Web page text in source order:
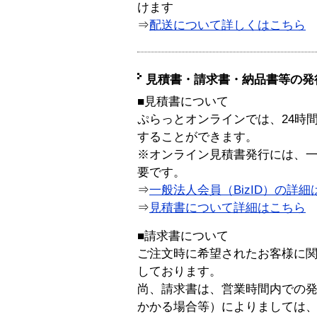
けます
⇒配送について詳しくはこちら
見積書・請求書・納品書等の
■見積書について
ぷらっとオンラインでは、24時
することができます。
※オンライン見積書発行には、
要です。
⇒一般法人会員（BizID）の詳細
⇒ 見積書について詳細はこちら
■請求書について
ご注文時に希望されたお客様に
しております。
尚、請求書は、営業時間内での
かかる場合等）によりましては